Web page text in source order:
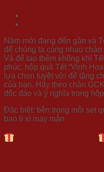
Năm mới đang đến gần và
để chúng ta cùng nhau
Và để tạo thêm không khí
phúc, hộp quà Tết “Vinh
lựa chọn tuyệt vời để tặng
của bạn. Hãy theo chân
độc đáo và ý nghĩa trong
Đặc biệt: bên trong mỗi set
bao lì xì may mắn